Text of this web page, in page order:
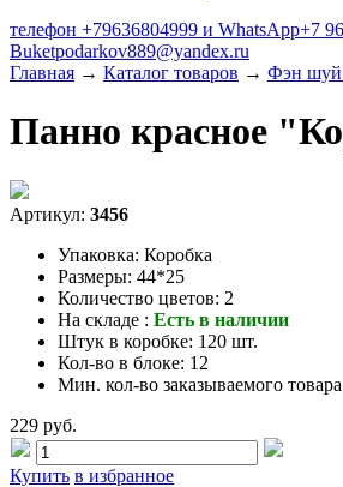
телефон +79636804999 и WhatsApp+7
Buketpodarkov889@yandex.ru
Главная → Каталог товаров → Фэн шуй
Панно красное
Артикул: 3456
Упаковка: Коробка
Размеры: 44*25
Количество цветов: 2
На складе : Есть в наличии
Штук в коробке: 120 шт.
Кол-во в блоке: 12
Мин. кол-во заказываемого
229 руб.
Купить в избранное